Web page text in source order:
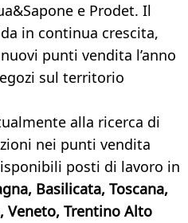
e Prodet. Il
in continua crescita,
punti vendita l’anno
sul territorio
alla ricerca di
nei punti vendita
posti di lavoro in
Basilicata, Toscana,
Veneto, Trentino Alto